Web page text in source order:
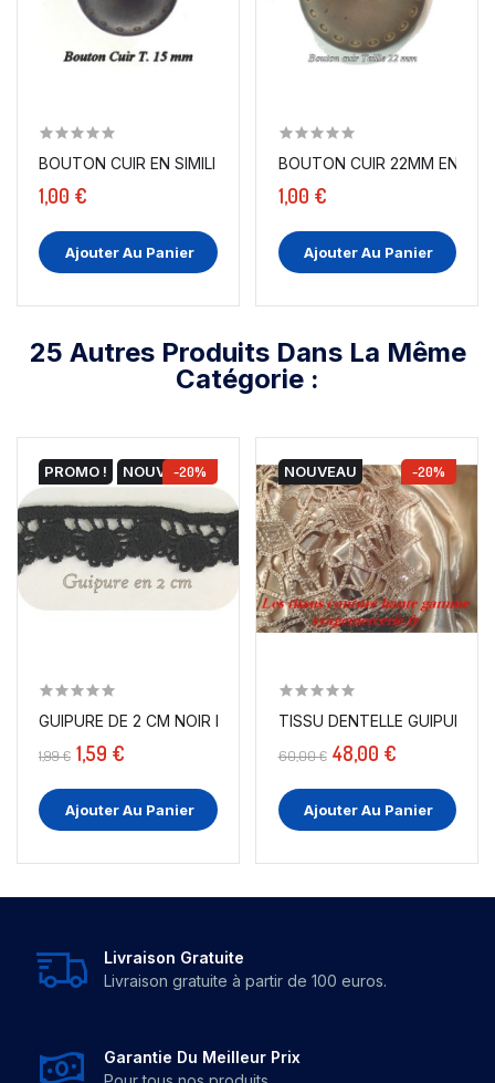
BOUTON CUIR EN SIMILI TAILLE 15 MM EN MARRON...
1,00 €
Ajouter Au Panier
BOUTON CUIR 22MM EN
1,00 €
Ajouter Au Panier
25 Autres Produits Dans La Même
Catégorie :
PROMO ! NOUVEAU
-20%
GUIPURE DE 2 CM NOIR EN FORME DE GOUTTE :...
1,99 € 1,59 €
Ajouter Au Panier
NOUVEAU -20%
TISSU DENTELLE GUIPURE
60,00 € 48,00 €
Ajouter Au Panier
Livraison Gratuite
Livraison gratuite à partir de 100 euros.
Garantie Du Meilleur Prix